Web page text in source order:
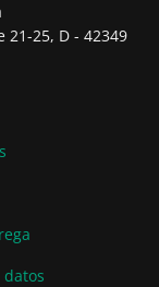
21-25, D - 42349